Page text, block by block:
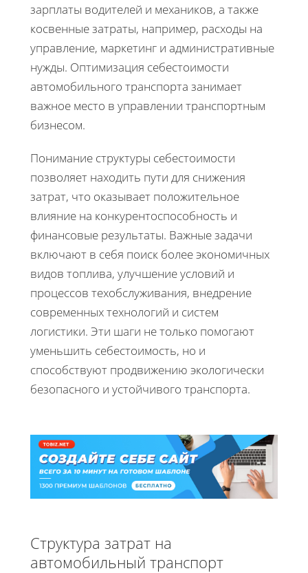
зарплаты водителей и механиков, а также
косвенные затраты, например, расходы на
управление, маркетинг и административные
нужды. Оптимизация себестоимости
автомобильного транспорта занимает
важное место в управлении транспортным
бизнесом.
Понимание структуры себестоимости
позволяет находить пути для снижения
затрат, что оказывает положительное
влияние на конкурентоспособность и
финансовые результаты. Важные задачи
включают в себя поиск более экономичных
видов топлива, улучшение условий и
процессов техобслуживания, внедрение
современных технологий и систем
логистики. Эти шаги не только помогают
уменьшить себестоимость, но и
способствуют продвижению экологически
безопасного и устойчивого транспорта.
Структура затрат на
автомобильный транспорт